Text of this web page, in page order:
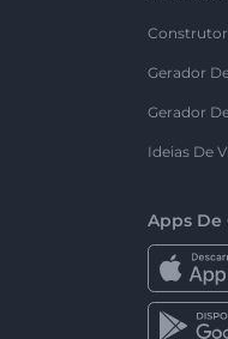
Construtor
Gerador
Gerador
Ideias De
Apps De